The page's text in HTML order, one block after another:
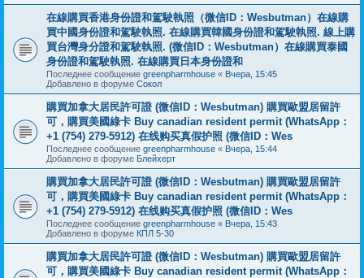
在線購買香港身份證和駕駛執照（微信ID：Wesbutman）在線購
買中國身份證和駕駛執照. 在線購買韓國身份證和駕駛執照. 線上購
買台灣身分證和駕駛執照. (微信ID：Wesbutman）在線購買泰國
身份證和駕駛執照. 在線購買日本身份證和
Последнее сообщение greenpharmhouse « Вчера, 15:45
Добавлено в форуме Сокол
購買加拿大居民許可證 (微信ID：Wesbutman) 購買歐盟居留許
可，購買美國綠卡 Buy canadian resident permit (WhatsApp：
+1 (754) 279-5912) 在线购买真假护照 (微信ID：Wes
Последнее сообщение greenpharmhouse « Вчера, 15:44
Добавлено в форуме Блейхерт
購買加拿大居民許可證 (微信ID：Wesbutman) 購買歐盟居留許
可，購買美國綠卡 Buy canadian resident permit (WhatsApp：
+1 (754) 279-5912) 在线购买真假护照 (微信ID：Wes
Последнее сообщение greenpharmhouse « Вчера, 15:43
Добавлено в форуме КПЛ 5-30
購買加拿大居民許可證 (微信ID：Wesbutman) 購買歐盟居留許
可，購買美國綠卡 Buy canadian resident permit (WhatsApp：